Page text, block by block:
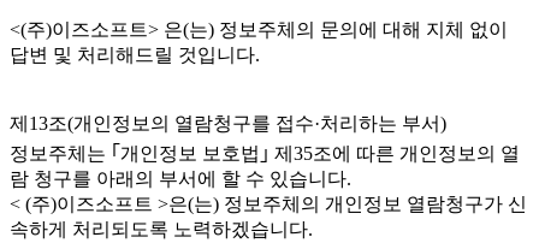
<(주)이즈소프트> 은(는) 정보주체의 문의에 대해 지체 없이
답변 및 처리해드릴 것입니다.
제13조(개인정보의 열람청구를 접수·처리하는 부서)
정보주체는 ｢개인정보 보호법｣ 제35조에 따른 개인정보의 열
람 청구를 아래의 부서에 할 수 있습니다.
< (주)이즈소프트 >은(는) 정보주체의 개인정보 열람청구가 신
속하게 처리되도록 노력하겠습니다.